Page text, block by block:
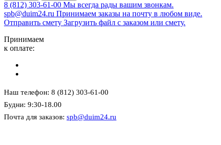
8 (812) 303-61-00 Мы всегда рады вашим звонкам.
spb@duim24.ru Принимаем заказы на почту в любом виде.
Отправить смету Загрузить файл с заказом или смету.
Принимаем
к оплате:
Наш телефон: 8 (812) 303-61-00
Будни: 9:30-18.00
Почта для заказов: spb@duim24.ru